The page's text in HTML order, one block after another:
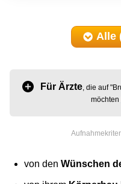
Alle
Für Ärzte, die auf
möchten
von den Wünschen